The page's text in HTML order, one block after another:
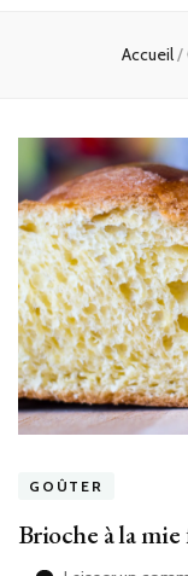
Accueil/
GOÛTER
Brioche à la